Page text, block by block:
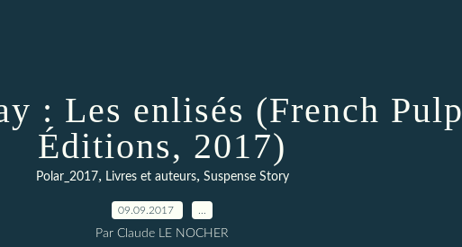
: Les enlisés (French Pulp
Éditions, 2017)
Polar_2017, Livres et auteurs, Suspense Story
09.09.2017
Par Claude LE NOCHER